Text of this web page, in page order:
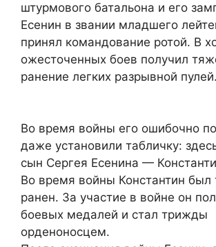
штурмового батальона и его
Есенин в звании младшего
принял командование ротой. В
ожесточенных боев получил
ранение легких разрывной пулей.
Во время войны его ошибочно
даже установили табличку:
сын Сергея Есенина —
Во время войны Константин
ранен. За участие в войне он
боевых медалей и стал трижды
орденоносцем.